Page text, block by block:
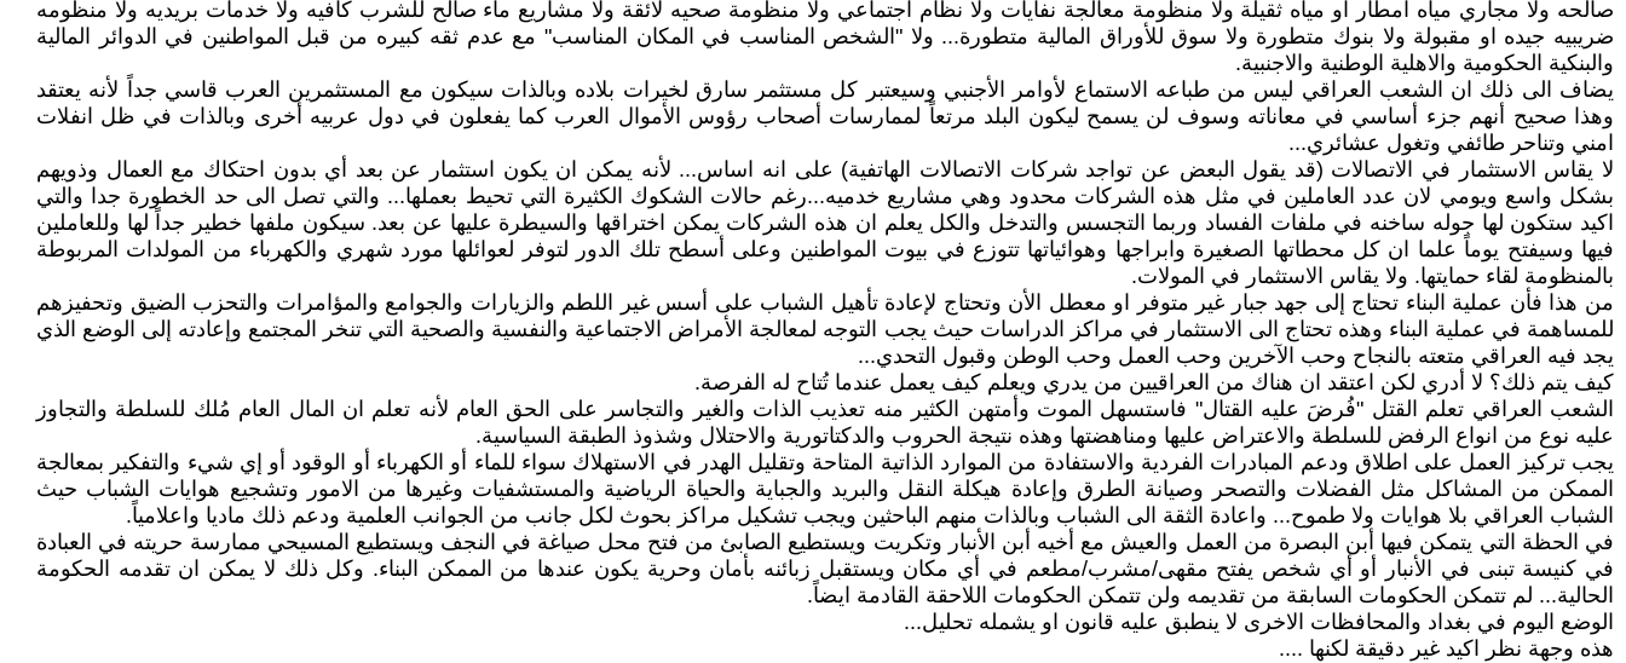
صالحه ولا مجاري مياه امطار او مياه ثقيلة ولا منظومة معالجة نفايات ولا نظام اجتماعي ولا منظومة صحيه لائقة ولا مشاريع ماء صالح للشرب كافيه ولا خدمات بريديه ولا منظومه
ضريبيه جيده او مقبولة ولا بنوك متطورة ولا سوق للأوراق المالية متطورة... ولا "الشخص المناسب في المكان المناسب" مع عدم ثقه كبيره من قبل المواطنين في الدوائر المالية
والبنكية الحكومية والاهلية الوطنية والاجنبية.
يضاف الى ذلك ان الشعب العراقي ليس من طباعه الاستماع لأوامر الأجنبي وسيعتبر كل مستثمر سارق لخيرات بلاده وبالذات سيكون مع المستثمرين العرب قاسي جداً لأنه يعتقد
وهذا صحيح أنهم جزء أساسي في معاناته وسوف لن يسمح ليكون البلد مرتعاً لممارسات أصحاب رؤوس الأموال العرب كما يفعلون في دول عربيه أخرى وبالذات في ظل انفلات
امني وتناحر طائفي وتغول عشائري...
لا يقاس الاستثمار في الاتصالات (قد يقول البعض عن تواجد شركات الاتصالات الهاتفية) على انه اساس... لأنه يمكن ان يكون استثمار عن بعد أي بدون احتكاك مع العمال وذويهم
بشكل واسع ويومي لان عدد العاملين في مثل هذه الشركات محدود وهي مشاريع خدميه...رغم حالات الشكوك الكثيرة التي تحيط بعملها... والتي تصل الى حد الخطورة جدا والتي
اكيد ستكون لها جوله ساخنه في ملفات الفساد وربما التجسس والتدخل والكل يعلم ان هذه الشركات يمكن اختراقها والسيطرة عليها عن بعد. سيكون ملفها خطير جداً لها وللعاملين
فيها وسيفتح يوماً علما ان كل محطاتها الصغيرة وابراجها وهوائياتها تتوزع في بيوت المواطنين وعلى أسطح تلك الدور لتوفر لعوائلها مورد شهري والكهرباء من المولدات المربوطة
بالمنظومة لقاء حمايتها. ولا يقاس الاستثمار في المولات.
من هذا فأن عملية البناء تحتاج إلى جهد جبار غير متوفر او معطل الأن وتحتاج لإعادة تأهيل الشباب على أسس غير اللطم والزيارات والجوامع والمؤامرات والتحزب الضيق وتحفيزهم
للمساهمة في عملية البناء وهذه تحتاج الى الاستثمار في مراكز الدراسات حيث يجب التوجه لمعالجة الأمراض الاجتماعية والنفسية والصحية التي تنخر المجتمع وإعادته إلى الوضع الذي
يجد فيه العراقي متعته بالنجاح وحب الآخرين وحب العمل وحب الوطن وقبول التحدي...
كيف يتم ذلك؟ لا أدري لكن اعتقد ان هناك من العراقيين من يدري ويعلم كيف يعمل عندما تُتاح له الفرصة.
الشعب العراقي تعلم القتل "فُرضَ عليه القتال" فاستسهل الموت وأمتهن الكثير منه تعذيب الذات والغير والتجاسر على الحق العام لأنه تعلم ان المال العام مُلك للسلطة والتجاوز
عليه نوع من انواع الرفض للسلطة والاعتراض عليها ومناهضتها وهذه نتيجة الحروب والدكتاتورية والاحتلال وشذوذ الطبقة السياسية.
يجب تركيز العمل على اطلاق ودعم المبادرات الفردية والاستفادة من الموارد الذاتية المتاحة وتقليل الهدر في الاستهلاك سواء للماء أو الكهرباء أو الوقود أو إي شيء والتفكير بمعالجة
الممكن من المشاكل مثل الفضلات والتصحر وصيانة الطرق وإعادة هيكلة النقل والبريد والجباية والحياة الرياضية والمستشفيات وغيرها من الامور وتشجيع هوايات الشباب حيث
الشباب العراقي بلا هوايات ولا طموح... واعادة الثقة الى الشباب وبالذات منهم الباحثين ويجب تشكيل مراكز بحوث لكل جانب من الجوانب العلمية ودعم ذلك ماديا واعلامياً.
في الحظة التي يتمكن فيها أبن البصرة من العمل والعيش مع أخيه أبن الأنبار وتكريت ويستطيع الصابئ من فتح محل صياغة في النجف ويستطيع المسيحي ممارسة حريته في العبادة
في كنيسة تبنى في الأنبار أو أي شخص يفتح مقهى/مشرب/مطعم في أي مكان ويستقبل زبائنه بأمان وحرية يكون عندها من الممكن البناء. وكل ذلك لا يمكن ان تقدمه الحكومة
الحالية... لم تتمكن الحكومات السابقة من تقديمه ولن تتمكن الحكومات اللاحقة القادمة ايضاً.
الوضع اليوم في بغداد والمحافظات الاخرى لا ينطبق عليه قانون او يشمله تحليل...
هذه وجهة نظر اكيد غير دقيقة لكنها ....